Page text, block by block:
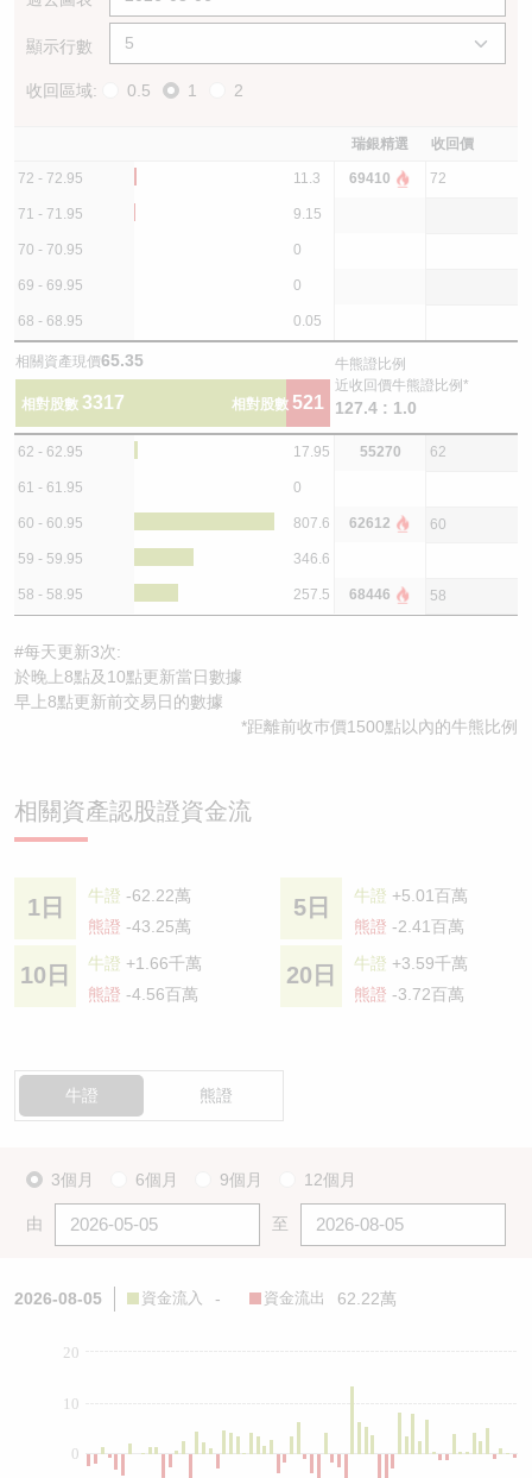
顯示行數
收回區域: 0.5 1 2
瑞銀精選 收回價
72 - 72.95 11.3 69410 72
71 - 71.95 9.15
70 - 70.95 0
69 - 69.95 0
68 - 68.95 0.05
相關資產現價65.35
相對股數 3317 相對股數 521
牛熊證比例
近收回價牛熊證比例*
127.4 : 1.0
62 - 62.95 17.95 55270 62
61 - 61.95 0
60 - 60.95 807.6 62612 60
59 - 59.95 346.6
58 - 58.95 257.5 68446 58
#每天更新3次:
於晚上8點及10點更新當日數據
早上8點更新前交易日的數據
*距離前收巿價1500點以內的牛熊比例
相關資產認股證資金流
1日 牛證 -62.22萬
熊證 -43.25萬
5日 牛證 +5.01百萬
熊證 -2.41百萬
10日 牛證 +1.66千萬
熊證 -4.56百萬
20日 牛證 +3.59千萬
熊證 -3.72百萬
牛證 熊證
3個月 6個月 9個月 12個月
由 至
2026-08-05 資金流入 - 資金流出 62.22萬
0
10
20